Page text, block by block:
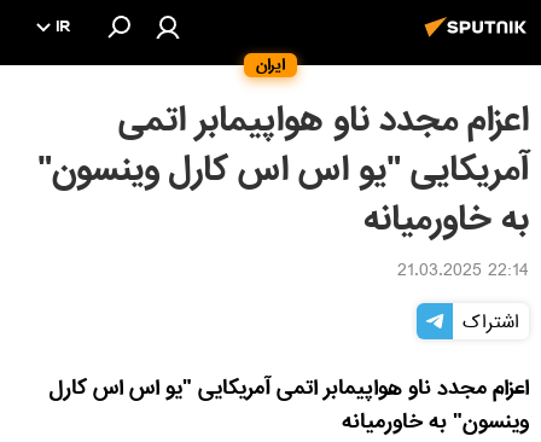
ایران
IR
اعزام مجدد ناو هواپیمابر اتمی
آمریکایی "یو اس اس کارل وینسون"
به خاورمیانه
22:14 21.03.2025
اشتراک
اعزام مجدد ناو هواپیمابر اتمی آمریکایی "یو اس اس کارل
وینسون" به خاورمیانه